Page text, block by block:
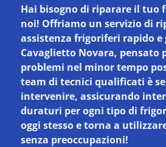
Hai bisogno di riparare il tuo
noi! Offriamo un servizio di
assistenza frigoriferi rapido
Cavaglietto Novara, pensato
problemi nel minor tempo
team di tecnici qualificati è
intervenire, assicurando
duraturi per ogni tipo di
oggi stesso e torna a
senza preoccupazioni!